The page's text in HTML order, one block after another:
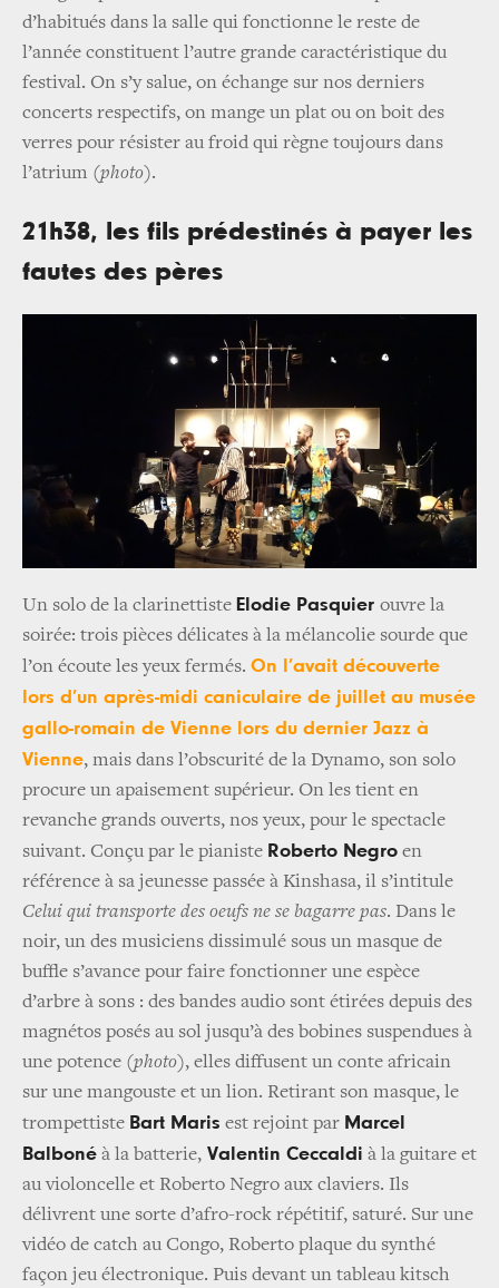
d’habitués dans la salle qui fonctionne le reste de
l’année constituent l’autre grande caractéristique du
festival. On s’y salue, on échange sur nos derniers
concerts respectifs, on mange un plat ou on boit des
verres pour résister au froid qui règne toujours dans
l’atrium (photo).
21h38, les fils prédestinés à payer les
fautes des pères
Un solo de la clarinettiste Elodie Pasquier ouvre la
soirée: trois pièces délicates à la mélancolie sourde que
l’on écoute les yeux fermés. On l’avait découverte
lors d’un après-midi caniculaire de juillet au musée
gallo-romain de Vienne lors du dernier Jazz à
Vienne, mais dans l’obscurité de la Dynamo, son solo
procure un apaisement supérieur. On les tient en
revanche grands ouverts, nos yeux, pour le spectacle
suivant. Conçu par le pianiste Roberto Negro en
référence à sa jeunesse passée à Kinshasa, il s’intitule
Celui qui transporte des oeufs ne se bagarre pas. Dans le
noir, un des musiciens dissimulé sous un masque de
buffle s’avance pour faire fonctionner une espèce
d’arbre à sons : des bandes audio sont étirées depuis des
magnétos posés au sol jusqu’à des bobines suspendues à
une potence (photo), elles diffusent un conte africain
sur une mangouste et un lion. Retirant son masque, le
trompettiste Bart Maris est rejoint par Marcel
Balboné à la batterie, Valentin Ceccaldi à la guitare et
au violoncelle et Roberto Negro aux claviers. Ils
délivrent une sorte d’afro-rock répétitif, saturé. Sur une
vidéo de catch au Congo, Roberto plaque du synthé
façon jeu électronique. Puis devant un tableau kitsch